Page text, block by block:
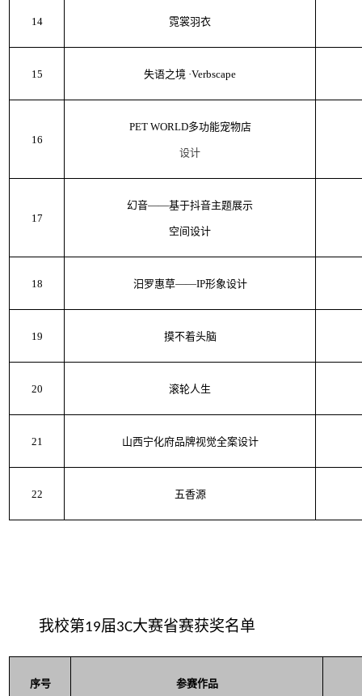
14 霓裳羽衣
15 失语之境 ·Verbscape
16
PET WORLD多功能宠物店
设计
17
幻音——基于抖音主题展示
空间设计
18 汨罗惠草——IP形象设计
19 摸不着头脑
20 滚轮人生
21 山西宁化府品牌视觉全案设计
22 五香源
我校第19届3C大赛省赛获奖名单
序号 参赛作品